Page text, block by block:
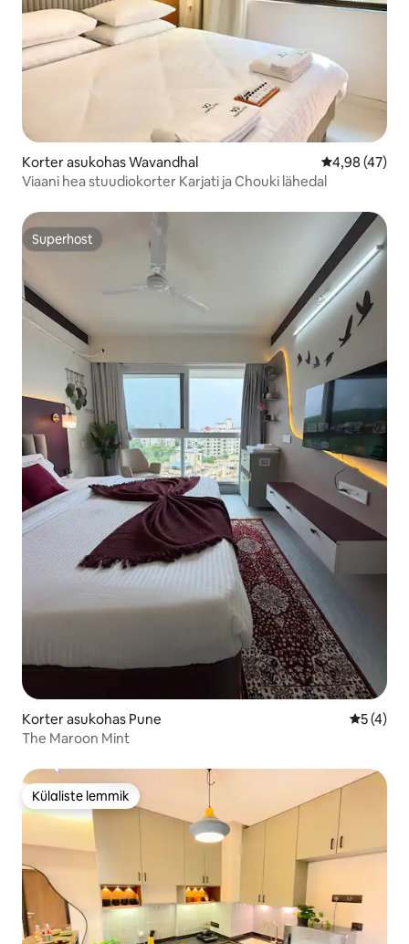
Korter asukohas Wavandhal Keskmine
4,98 (47)
Viaani hea stuudiokorter Karjati ja Chouki lähedal
Superhost
Superhost
Korter asukohas Pune
5 (4)
The Maroon Mint
Külaliste lemmik
Külaliste lemmik